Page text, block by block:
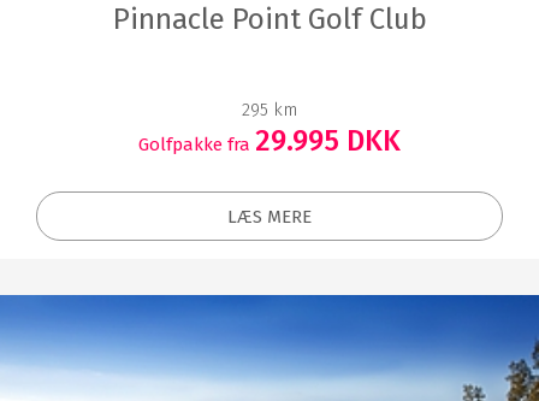
Pinnacle Point Golf Club
295 km
Golfpakke fra 29.995 DKK
LÆS MERE